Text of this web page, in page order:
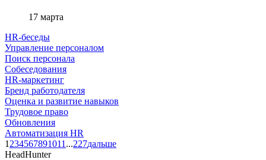
17 марта
HR-беседы
Управление персоналом
Поиск персонала
Собеседования
HR-маркетинг
Бренд работодателя
Оценка и развитие навыков
Трудовое право
Обновления
Автоматизация HR
1 234567891011 ...227дальше
HeadHunter